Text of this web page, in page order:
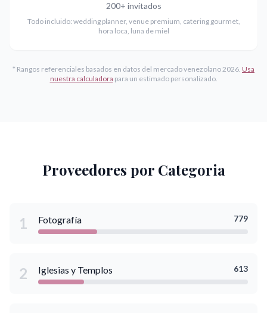
200+ invitados
Todo incluido: wedding planner, venue premium, catering gourmet,
hora loca, luna de miel
* Rangos referenciales basados en datos del mercado venezolano 2026. Usa
nuestra calculadora para un estimado personalizado.
Proveedores por Categoria
1 Fotografía 779
2 Iglesias y Templos 613